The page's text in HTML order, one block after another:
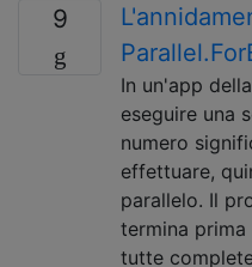
9
In un'app
eseguire una
numero
effettuare,
parallelo. Il
termina prima
tutte